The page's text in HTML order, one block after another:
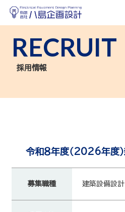
RECRUIT
採用情報
令和８年度（2026年度
募集職種 建築設備設計